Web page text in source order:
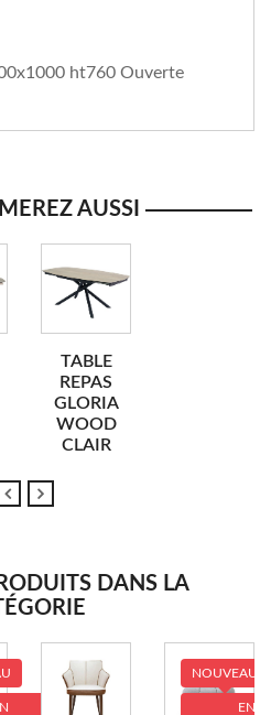
ht760 Ouverte
AUSSI
TABLE
REPAS
GLORIA
WOOD
CLAIR
DANS LA
NOUVEAU
EN